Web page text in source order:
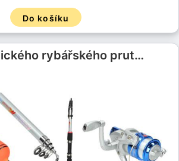
Do košíku
rybářského prut…